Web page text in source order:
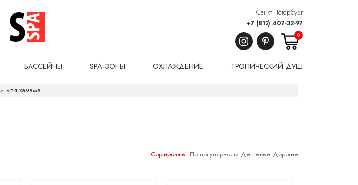
Санкт-Петербург
+7 (812) 407-32-97
0
БАССЕЙНЫ SPA-ЗОНЫ ОХЛАЖДЕНИЕ ТРОПИЧЕСКИЙ ДУШ
для хамама
Сортировать: По популярности Дешевые Дорогие